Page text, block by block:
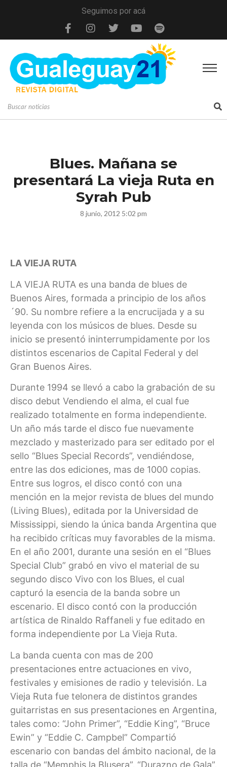
Seguimos por acá
Blues. Mañana se
presentará La vieja Ruta en
Syrah Pub
8 junio, 2012 5:02 pm
LA VIEJA RUTA
LA VIEJA RUTA es una banda de blues de
Buenos Aires, formada a principio de los años
´90. Su nombre refiere a la encrucijada y a su
leyenda con los músicos de blues. Desde su
inicio se presentó ininterrumpidamente por los
distintos escenarios de Capital Federal y del
Gran Buenos Aires.
Durante 1994 se llevó a cabo la grabación de su
disco debut Vendiendo el alma, el cual fue
realizado totalmente en forma independiente.
Un año más tarde el disco fue nuevamente
mezclado y masterizado para ser editado por el
sello “Blues Special Records”, vendiéndose,
entre las dos ediciones, mas de 1000 copias.
Entre sus logros, el disco contó con una
mención en la mejor revista de blues del mundo
(Living Blues), editada por la Universidad de
Mississippi, siendo la única banda Argentina que
ha recibido críticas muy favorables de la misma.
En el año 2001, durante una sesión en el “Blues
Special Club” grabó en vivo el material de su
segundo disco Vivo con los Blues, el cual
capturó la esencia de la banda sobre un
escenario. El disco contó con la producción
artística de Rinaldo Raffaneli y fue editado en
forma independiente por La Vieja Ruta.
La banda cuenta con mas de 200
presentaciones entre actuaciones en vivo,
festivales y emisiones de radio y televisión. La
Vieja Ruta fue telonera de distintos grandes
guitarristas en sus presentaciones en Argentina,
tales como: “John Primer”, “Eddie King”, “Bruce
Ewin” y “Eddie C. Campbel” Compartió
escenario con bandas del ámbito nacional, de la
talla de “Memphis la Blusera”, “Durazno de Gala”,